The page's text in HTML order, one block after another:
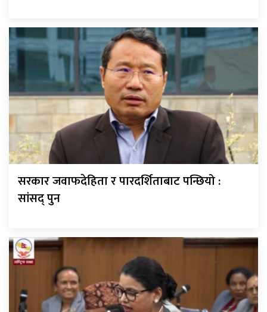
सरकार जवाफदेहिता र पारदर्शिताबाट पन्छियो :
सांसद् पुन